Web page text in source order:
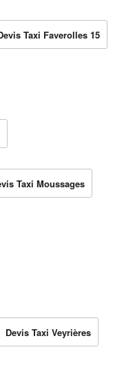
Taxi Faverolles 15
Taxi Moussages
Devis Taxi Veyrières